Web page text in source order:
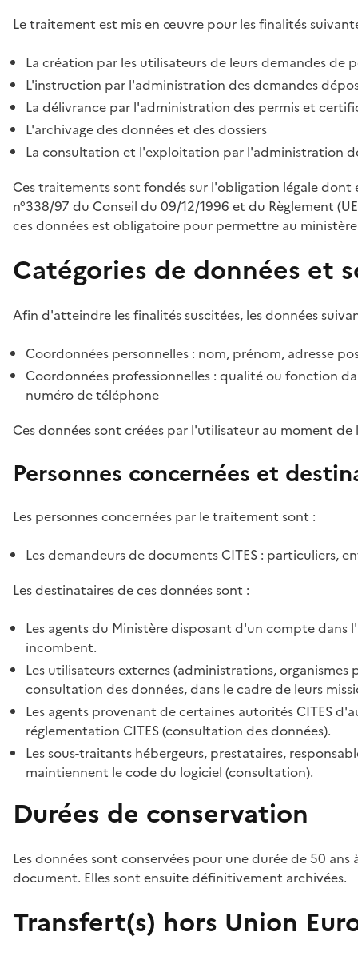
Le traitement est mis en œuvre pour les finalités
La création par les utilisateurs de leurs demandes
L'instruction par l'administration des demandes
La délivrance par l'administration des permis et
L'archivage des données et des dossiers
La consultation et l'exploitation par l'administration
Ces traitements sont fondés sur l'obligation légale
n°338/97 du Conseil du 09/12/1996 et du Règlement
ces données est obligatoire pour permettre au
Catégories de données et
Afin d'atteindre les finalités suscitées, les données
Coordonnées personnelles : nom, prénom, adresse
Coordonnées professionnelles : qualité ou fonction
numéro de téléphone
Ces données sont créées par l'utilisateur au moment
Personnes concernées et
Les personnes concernées par le traitement sont :
Les demandeurs de documents CITES : particuliers,
Les destinataires de ces données sont :
Les agents du Ministère disposant d'un compte
incombent.
Les utilisateurs externes (administrations,
consultation des données, dans le cadre de leurs
Les agents provenant de certaines autorités CITES
réglementation CITES (consultation des données).
Les sous-traitants hébergeurs, prestataires,
maintiennent le code du logiciel (consultation).
Durées de conservation
Les données sont conservées pour une durée de 50
document. Elles sont ensuite définitivement archivées.
Transfert(s) hors Union